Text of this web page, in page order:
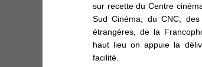
sur recette du Centre
Sud Cinéma, du CNC,
étrangères, de la
haut lieu on appuie la
facilité.